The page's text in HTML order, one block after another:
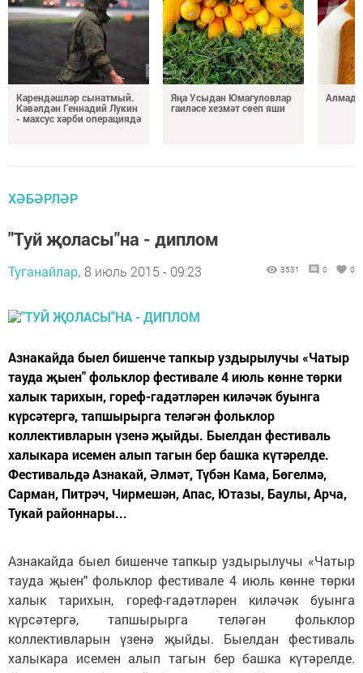
Карендәшләр сынатмый.
Кәвәлдән Геннадий Лукин
- махсус хәрби операциядә
Яңа Усыдан Юмагуловлар
гаиләсе хезмәт сөеп яши
ХӘБӘРЛӘР
"Туй җоласы"на - диплом
Туганайлар, 8 июль 2015 - 09:23 3531 0 0
Азнакайда быел бишенче тапкыр уздырылучы «Чатыр
тауда җыен" фольклор фестивале 4 июль көнне төрки
халык тарихын, гореф-гадәтләрен киләчәк буынга
күрсәтергә, тапшырырга теләгән фольклор
коллективларын үзенә җыйды. Быелдан фестиваль
халыкара исемен алып тагын бер башка күтәрелде.
Фестивальдә Азнакай, Әлмәт, Түбән Кама, Бөгелмә,
Сарман, Питрәч, Чирмешән, Апас, Ютазы, Баулы, Арча,
Тукай районнары...
Азнакайда быел бишенче тапкыр уздырылучы «Чатыр
тауда җыен" фольклор фестивале 4 июль көнне төрки
халык тарихын, гореф-гадәтләрен киләчәк буынга
күрсәтергә, тапшырырга теләгән фольклор
коллективларын үзенә җыйды. Быелдан фестиваль
халыкара исемен алып тагын бер башка күтәрелде.